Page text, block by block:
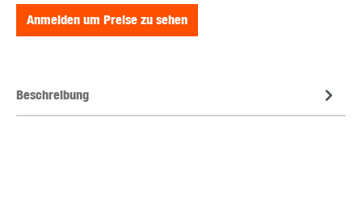
Anmelden um Preise zu sehen
Beschreibung